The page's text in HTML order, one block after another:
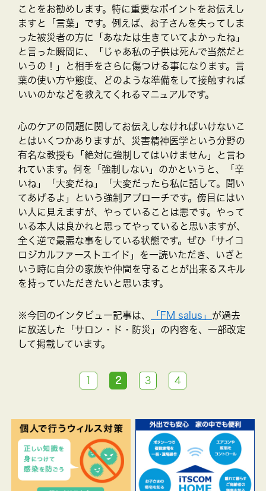
ことをお勧めします。特に重要なポイントをお伝えし
ますと「言葉」です。例えば、お子さんを失ってしま
った被災者の方に「あなたは生きていてよかったね」
と言った瞬間に、「じゃあ私の子供は死んで当然だと
いうの！」と相手をさらに傷つける事になります。言
葉の使い方や態度、どのような準備をして接触すれば
いいのかなどを教えてくれるマニュアルです。
心のケアの問題に関してお伝えしなければいけないこ
とはいくつかありますが、災害精神医学という分野の
有名な教授も「絶対に強制してはいけません」と言わ
れています。何を「強制しない」のかというと、「辛
いね」「大変だね」「大変だったら私に話して。聞い
てあげるよ」という強制アプローチです。傍目にはい
い人に見えますが、やっていることは悪です。やって
いる本人は良かれと思ってやっていると思いますが、
全く逆で最悪な事をしている状態です。ぜひ「サイコ
ロジカルファーストエイド」を一読いただき、いざと
いう時に自分の家族や仲間を守ることが出来るスキル
を持っていただきたいと思います。
※今回のインタビュー記事は、 「FM salus」 が過去
に放送した「サロン・ド・防災」の内容を、一部改定
して掲載しています。
1 2 3 4